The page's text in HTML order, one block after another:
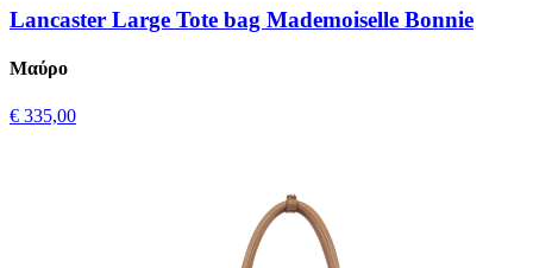
Lancaster Large Tote bag Mademoiselle Bonnie
Μαύρο
€ 335,00